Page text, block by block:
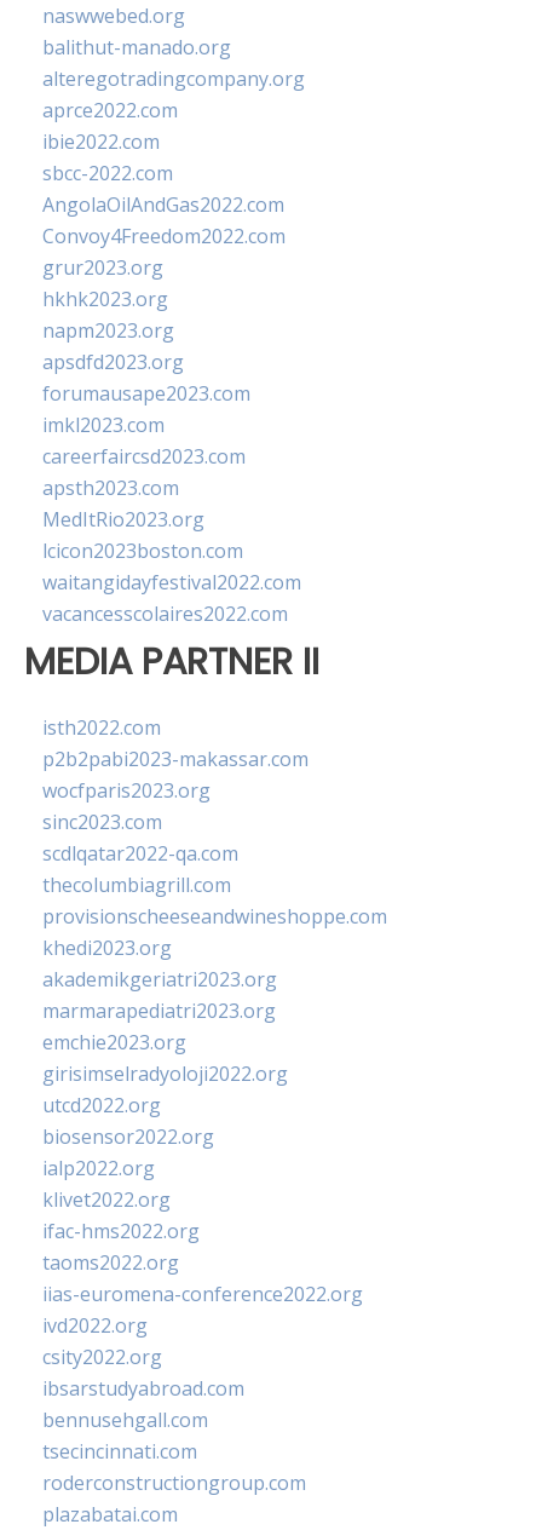
naswwebed.org
balithut-manado.org
alteregotradingcompany.org
aprce2022.com
ibie2022.com
sbcc-2022.com
AngolaOilAndGas2022.com
Convoy4Freedom2022.com
grur2023.org
hkhk2023.org
napm2023.org
apsdfd2023.org
forumausape2023.com
imkl2023.com
careerfaircsd2023.com
apsth2023.com
MedItRio2023.org
lcicon2023boston.com
waitangidayfestival2022.com
vacancesscolaires2022.com
MEDIA PARTNER II
isth2022.com
p2b2pabi2023-makassar.com
wocfparis2023.org
sinc2023.com
scdlqatar2022-qa.com
thecolumbiagrill.com
provisionscheeseandwineshoppe.com
khedi2023.org
akademikgeriatri2023.org
marmarapediatri2023.org
emchie2023.org
girisimselradyoloji2022.org
utcd2022.org
biosensor2022.org
ialp2022.org
klivet2022.org
ifac-hms2022.org
taoms2022.org
iias-euromena-conference2022.org
ivd2022.org
csity2022.org
ibsarstudyabroad.com
bennusehgall.com
tsecincinnati.com
roderconstructiongroup.com
plazabatai.com